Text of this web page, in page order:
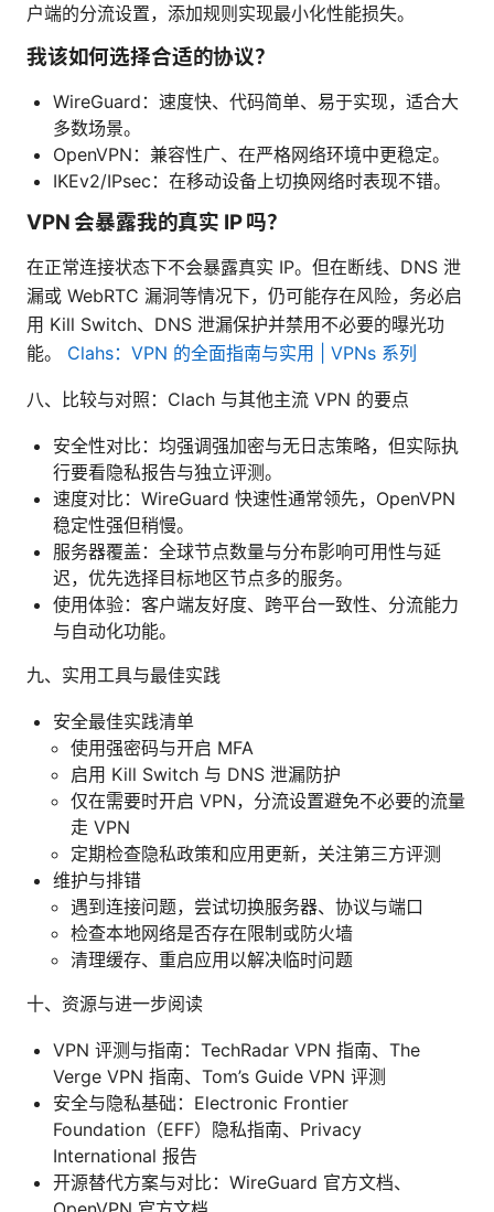
户端的分流设置，添加规则实现最小化性能损失。
我该如何选择合适的协议？
WireGuard：速度快、代码简单、易于实现，适合大
多数场景。
OpenVPN：兼容性广、在严格网络环境中更稳定。
IKEv2/IPsec：在移动设备上切换网络时表现不错。
VPN 会暴露我的真实 IP 吗？
在正常连接状态下不会暴露真实 IP。但在断线、DNS 泄
漏或 WebRTC 漏洞等情况下，仍可能存在风险，务必启
用 Kill Switch、DNS 泄漏保护并禁用不必要的曝光功
能。 Clahs：VPN 的全面指南与实用 | VPNs 系列
八、比较与对照：Clach 与其他主流 VPN 的要点
安全性对比：均强调强加密与无日志策略，但实际执
行要看隐私报告与独立评测。
速度对比：WireGuard 快速性通常领先，OpenVPN
稳定性强但稍慢。
服务器覆盖：全球节点数量与分布影响可用性与延
迟，优先选择目标地区节点多的服务。
使用体验：客户端友好度、跨平台一致性、分流能力
与自动化功能。
九、实用工具与最佳实践
安全最佳实践清单
使用强密码与开启 MFA
启用 Kill Switch 与 DNS 泄漏防护
仅在需要时开启 VPN，分流设置避免不必要的流量
走 VPN
定期检查隐私政策和应用更新，关注第三方评测
维护与排错
遇到连接问题，尝试切换服务器、协议与端口
检查本地网络是否存在限制或防火墙
清理缓存、重启应用以解决临时问题
十、资源与进一步阅读
VPN 评测与指南：TechRadar VPN 指南、The
Verge VPN 指南、Tom’s Guide VPN 评测
安全与隐私基础：Electronic Frontier
Foundation（EFF）隐私指南、Privacy
International 报告
开源替代方案与对比：WireGuard 官方文档、